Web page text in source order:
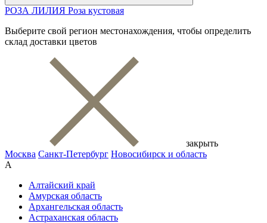
РОЗА ЛИЛИЯ Роза кустовая
Выберите свой регион местонахождения, чтобы определить
склад доставки цветов
закрыть
Москва Санкт-Петербург Новосибирск и область
А
Алтайский край
Амурская область
Архангельская область
Астраханская область